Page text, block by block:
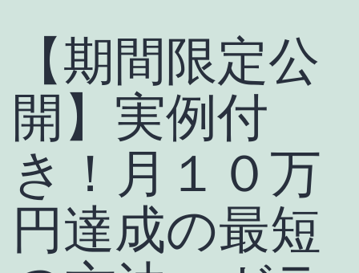
【期間限定公
開】実例付
き！月１０万
円達成の最短